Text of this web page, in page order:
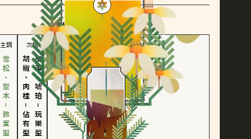
對方的主調蠟燭是...
主調
雪松、聖木－務實型
次調
胡椒、肉桂
－
佔有型
皮革、琥珀
－
玩樂型